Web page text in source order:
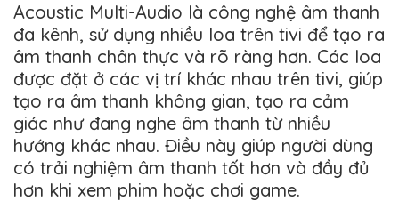
Acoustic Multi-Audio là công nghệ âm thanh
đa kênh, sử dụng nhiều loa trên tivi để tạo ra
âm thanh chân thực và rõ ràng hơn. Các loa
được đặt ở các vị trí khác nhau trên tivi, giúp
tạo ra âm thanh không gian, tạo ra cảm
giác như đang nghe âm thanh từ nhiều
hướng khác nhau. Điều này giúp người dùng
có trải nghiệm âm thanh tốt hơn và đầy đủ
hơn khi xem phim hoặc chơi game.